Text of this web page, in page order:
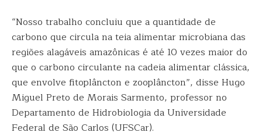
“Nosso trabalho concluiu que a quantidade de
carbono que circula na teia alimentar microbiana das
regiões alagáveis amazônicas é até 10 vezes maior do
que o carbono circulante na cadeia alimentar clássica,
que envolve fitoplâncton e zooplâncton”, disse Hugo
Miguel Preto de Morais Sarmento, professor no
Departamento de Hidrobiologia da Universidade
Federal de São Carlos (UFSCar).